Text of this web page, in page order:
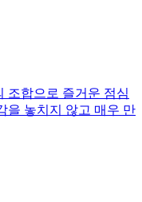
조합으로 즐거운 점심
을 놓치지 않고 매우 만